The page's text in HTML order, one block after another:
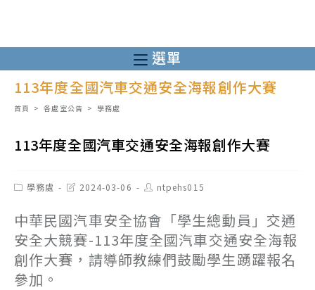
至
主
選單
113年度全國汽車交通安全海報創作大賽
首頁 > 各處室公告 > 學務處
113年度全國汽車交通安全海報創作大賽
Post學務處
Post2024-03-06
Post
author:
ntpehs015
中華民國汽車安全協會「學生總動員」交通
安全大競賽-113年度全國汽車交通安全海報
創作大賽，請導師教練們鼓勵學生踴躍報名
參加。